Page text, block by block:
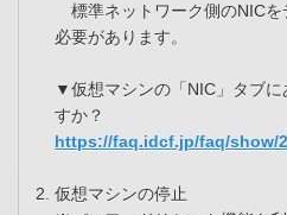
標準ネットワーク側のNICを
必要があります。
▼仮想マシンの「NIC」タブ
すか？
https://faq.idcf.jp/faq/show/
仮想マシンの停止